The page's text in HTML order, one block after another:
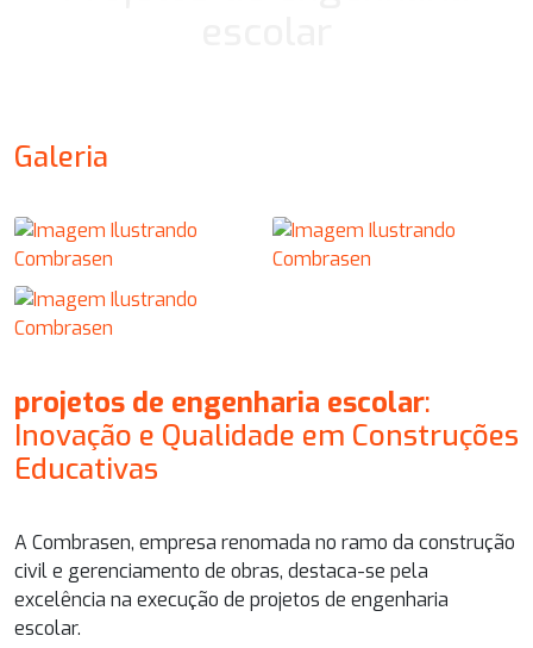
Galeria
projetos de engenharia escolar:
Inovação e Qualidade em Construções
Educativas
A Combrasen, empresa renomada no ramo da construção
civil e gerenciamento de obras, destaca-se pela
excelência na execução de projetos de engenharia
escolar.